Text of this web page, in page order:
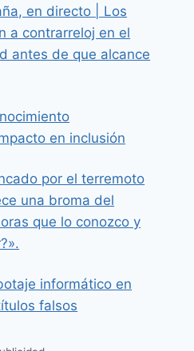
en directo | Los
a contrarreloj en el
antes de que alcance
en inclusión
por el terremoto
una broma del
que lo conozco y
informático en
falsos